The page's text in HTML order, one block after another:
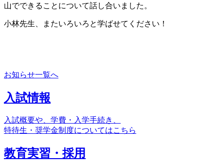
山でできることについて話し合いました。
小林先生、またいろいろと学ばせてください！
お知らせ一覧へ
入試情報
入試概要や、学費・入学手続き、
特待生・奨学金制度についてはこちら
教育実習・採用